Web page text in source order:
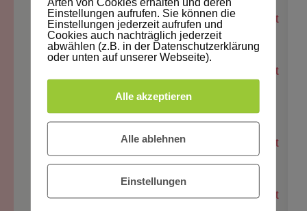
KW49/2025: Alle TCS-Blogartikel - The Content
SocietyzuFrederike trifft den Nikolaus
KW48/2025: Alle TCS-Blogartikel - The Content
Frederike und die wundersame
Vorweihnachtszeit
KW44/2025: Alle TCS-Blogartikel - The Content
SocietyzuFrederike und der laute Geburtstag
KW44/2025: Alle TCS-Blogartikel - The Content
Einstellungen aufrufen. Sie können die
Einstellungen jederzeit aufrufen und
Cookies auch nachträglich jederzeit
abwählen (z.B. in der Datenschutzerklärung
oder unten auf unserer Webseite).
Alle akzeptieren
Alle ablehnen
Einstellungen